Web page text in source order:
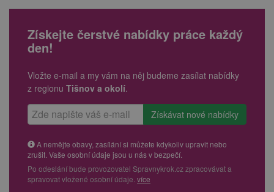
Získejte čerstvé nabídky práce každý
den!
Vložte e-mail a my vám na něj budeme zasílat nabídky
z regionu Tišnov a okolí.
A nemějte obavy, zasílání si můžete kdykoliv upravit nebo
zrušit. Vaše osobní údaje jsou u nás v bezpečí.
Po odeslání bude provozovatel Spravnykrok.cz zpracovávat a
spravovat vložené osobní údaje. více